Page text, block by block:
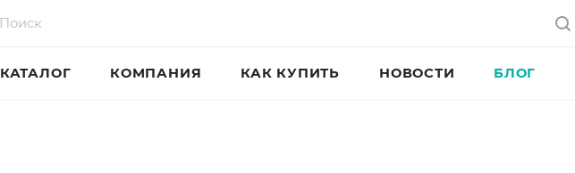
КАТАЛОГ КОМПАНИЯ КАК КУПИТЬ НОВОСТИ БЛОГ